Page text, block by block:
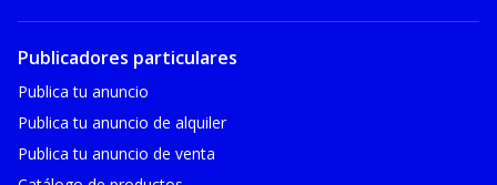
Publicadores particulares
Publica tu anuncio
Publica tu anuncio de alquiler
Publica tu anuncio de venta